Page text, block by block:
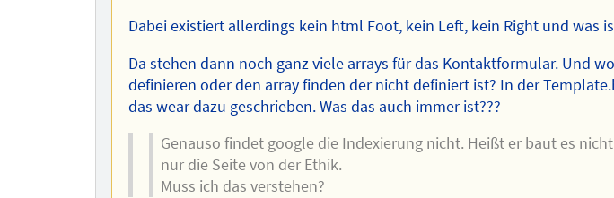
Dabei existiert allerdings kein html Foot, kein Left, kein Right und was
Da stehen dann noch ganz viele arrays für das Kontaktformular. Und
definieren oder den array finden der nicht definiert ist? In der
das wear dazu geschrieben. Was das auch immer ist???
Genauso findet google die Indexierung nicht. Heißt er baut es
nur die Seite von der Ethik.
Muss ich das verstehen?